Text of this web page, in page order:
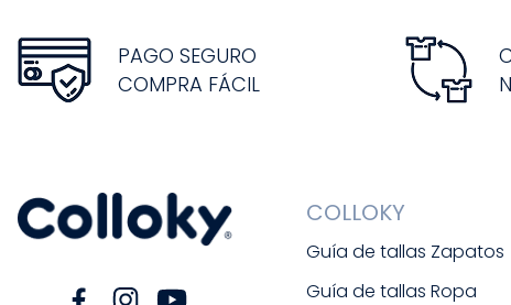
PAGO SEGURO
COMPRA FÁCIL
COLLOKY
Guía de tallas Zapatos
Guía de tallas Ropa